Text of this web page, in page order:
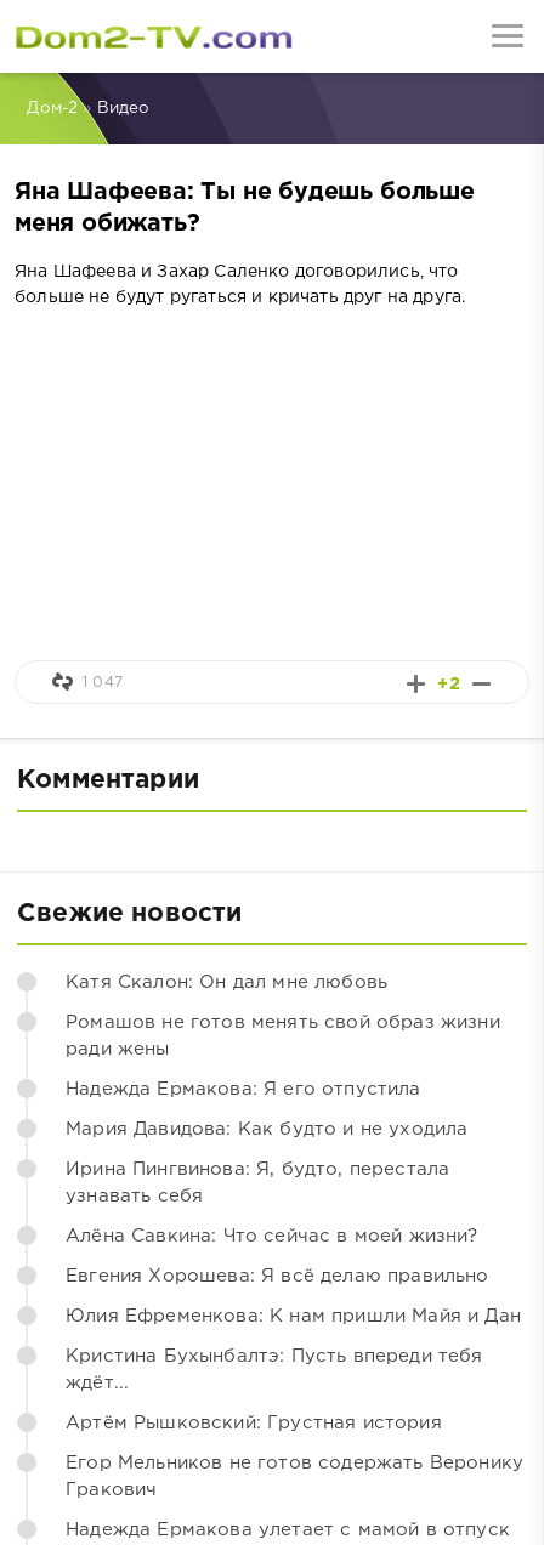
Дом-2» Видео
Яна Шафеева: Ты не будешь больше
меня обижать?
Яна Шафеева и Захар Саленко договорились, что
больше не будут ругаться и кричать друг на друга.
+2
1 047
Комментарии
Свежие новости
Катя Скалон: Он дал мне любовь
Ромашов не готов менять свой образ жизни
ради жены
Надежда Ермакова: Я его отпустила
Мария Давидова: Как будто и не уходила
Ирина Пингвинова: Я, будто, перестала
узнавать себя
Алёна Савкина: Что сейчас в моей жизни?
Евгения Хорошева: Я всё делаю правильно
Юлия Ефременкова: К нам пришли Майя и Дан
Кристина Бухынбалтэ: Пусть впереди тебя
ждёт...
Артём Рышковский: Грустная история
Егор Мельников не готов содержать Веронику
Гракович
Надежда Ермакова улетает с мамой в отпуск